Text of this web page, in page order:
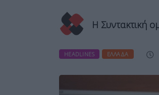
Η Συντακτική
HEADLINES ΕΛΛΆΔΑ